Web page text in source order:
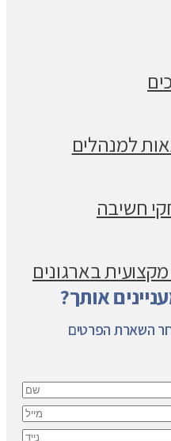
למנהלים
חשיבה
בארגונים
אותך?
השארת הפרטים